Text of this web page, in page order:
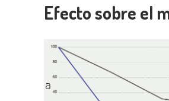
Efecto sobre el